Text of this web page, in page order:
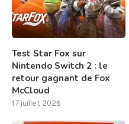
Test Star Fox sur
Nintendo Switch 2 : le
retour gagnant de Fox
McCloud
17 juillet 2026